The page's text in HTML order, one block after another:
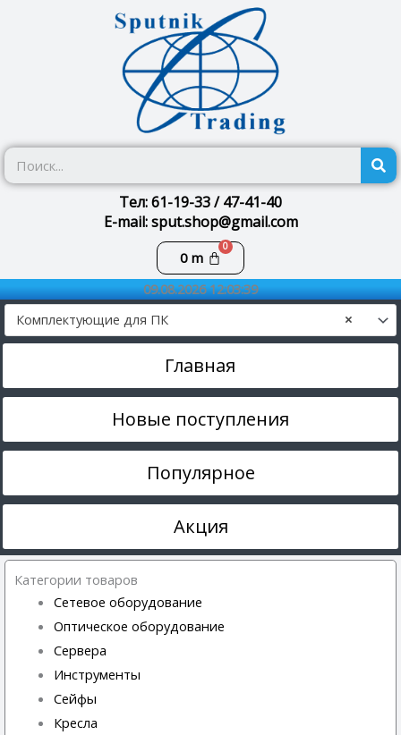
Тел: 61-19-33 / 47-41-40
E-mail: sput.shop@gmail.com
0m
Корзина
09.08.2026 12:03:39
×
Комплектующие для ПК
Главная
Новые поступления
Популярное
Акция
Категории товаров
Сетевое оборудование
Оптическое оборудование
Сервера
Инструменты
Сейфы
Кресла